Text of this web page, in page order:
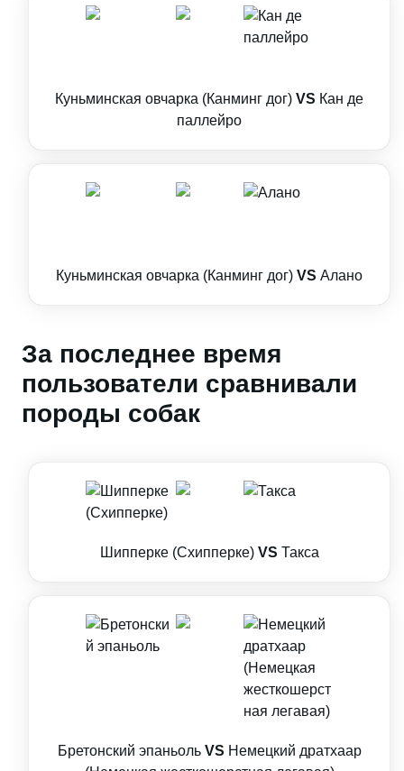
Куньминская овчарка (Канминг дог) VS Кан де
паллейро
Куньминская овчарка (Канминг дог) VS Алано
За последнее время
пользователи сравнивали
породы собак
Шипперке (Схипперке) VS Такса
Бретонский эпаньоль VS Немецкий дратхаар